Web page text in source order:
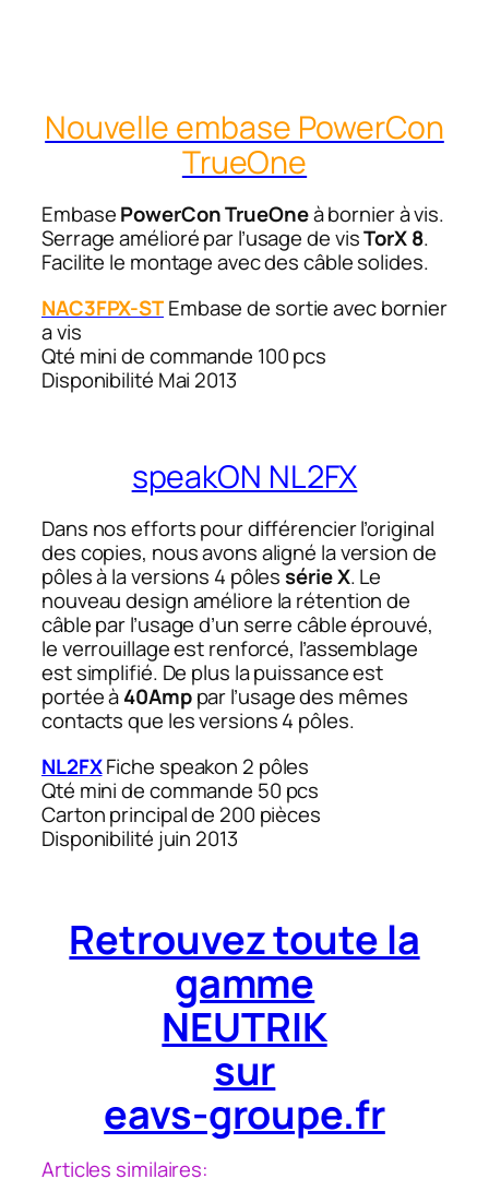
Nouvelle embase PowerCon
TrueOne
EmbasePowerCon TrueOneà bornier à vis.
Serrage amélioré par l’usage de visTorX 8.
Facilite le montage avec des câble solides.
NAC3FPX-STEmbase de sortie avec bornier
a vis
Qté mini de commande 100 pcs
Disponibilité Mai 2013
speakON NL2FX
Dans nos efforts pour différencier l’original
des copies, nous avons aligné la version de
pôles à la versions 4 pôlessérie X. Le
nouveau design améliore la rétention de
câble par l’usage d’un serre câble éprouvé,
le verrouillage est renforcé, l’assemblage
est simplifié. De plus la puissance est
portée à40Amppar l’usage des mêmes
contacts que les versions 4 pôles.
NL2FXFiche speakon 2 pôles
Qté mini de commande 50 pcs
Carton principal de 200 pièces
Disponibilité juin 2013
Retrouvez toute la
gamme
NEUTRIK
sur
eavs-groupe.fr
Articles similaires: